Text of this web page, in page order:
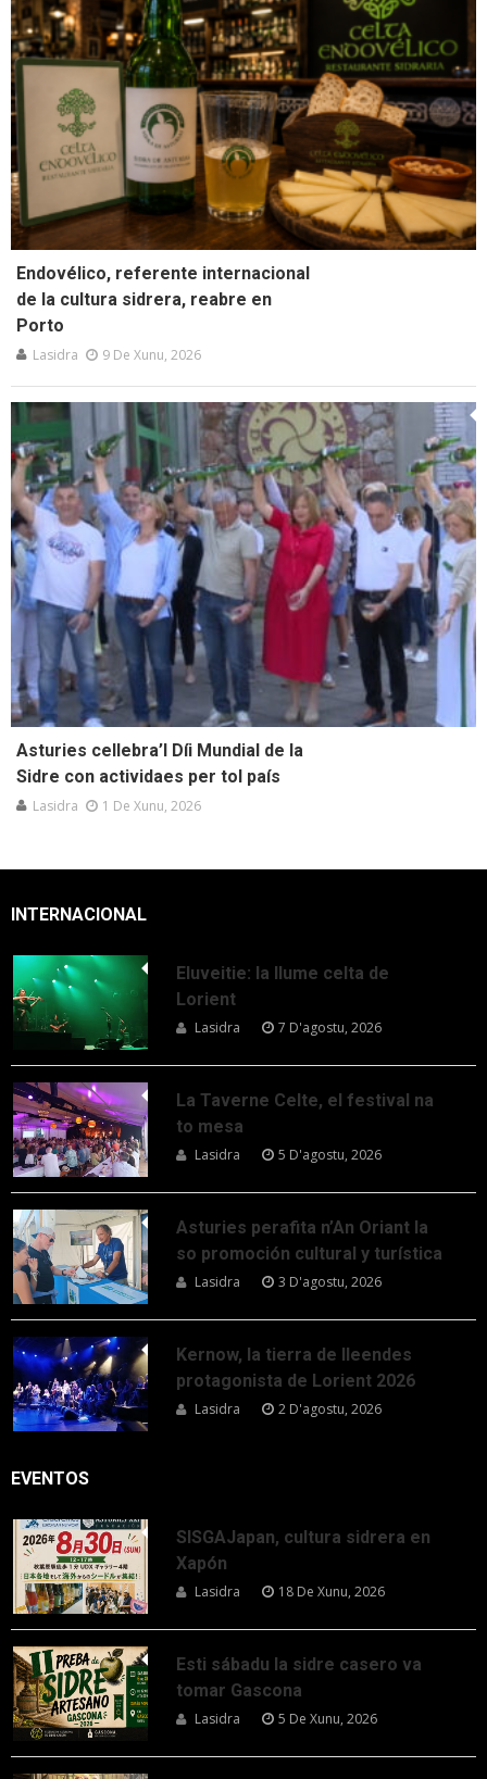
Endovélico, referente internacional
de la cultura sidrera, reabre en
Porto
Lasidra 9 De Xunu, 2026
Asturies cellebra’l Díi Mundial de la
Sidre con actividaes per tol país
Lasidra 1 De Xunu, 2026
INTERNACIONAL
Eluveitie: la llume celta de
Lorient
Lasidra 7 D'agostu, 2026
La Taverne Celte, el festival na
to mesa
Lasidra 5 D'agostu, 2026
Asturies perafita n’An Oriant la
so promoción cultural y turística
Lasidra 3 D'agostu, 2026
Kernow, la tierra de lleendes
protagonista de Lorient 2026
Lasidra 2 D'agostu, 2026
EVENTOS
SISGAJapan, cultura sidrera en
Xapón
Lasidra 18 De Xunu, 2026
Esti sábadu la sidre casero va
tomar Gascona
Lasidra 5 De Xunu, 2026